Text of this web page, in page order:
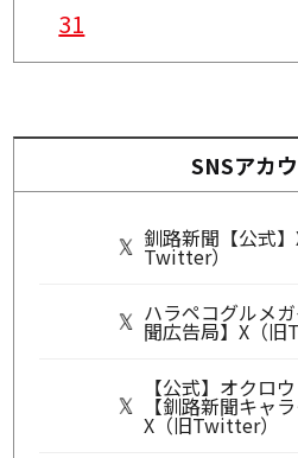
31
SNSアカ
釧路新聞【公式
Twitter）
ハラペコグルメ
聞広告局】X（
【公式】オクロ
【釧路新聞キャラ
X（旧Twitter）